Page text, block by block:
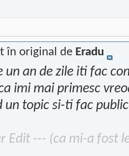
în original de Eradu
un an de zile iti fac
imi mai primesc
un topic si-ti fac
Edit --- (ca mi-a fost